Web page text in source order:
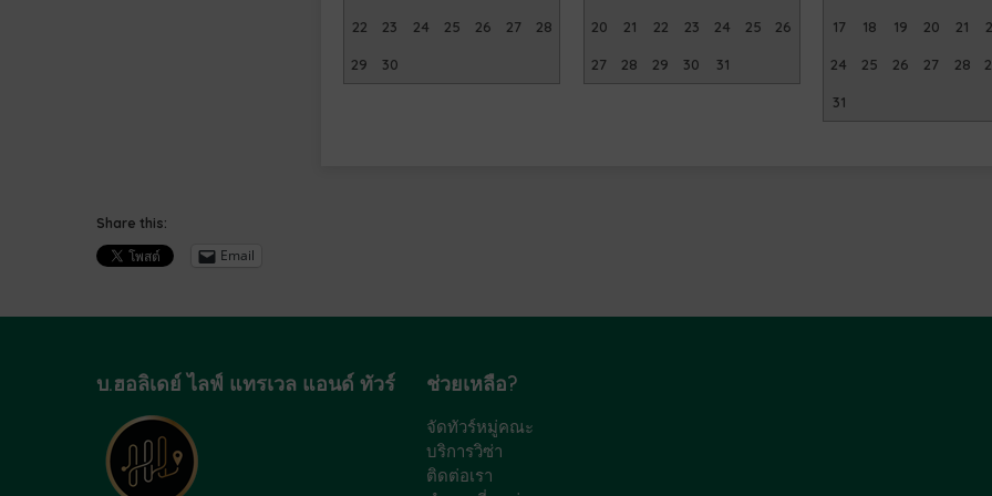
22 23 24 25 26 27 28
29 30
20 21 22 23 24 25 26
27 28 29 30 31
17 18 19 20 21
24 25 26 27 28
31
Share this:
Email
บ.ฮอลิเดย์ ไลฟ์ แทรเวล แอนด์ ทัวร์ ช่วยเหลือ?
จัดทัวร์หมู่คณะ
บริการวิซ่า
ติดต่อเรา